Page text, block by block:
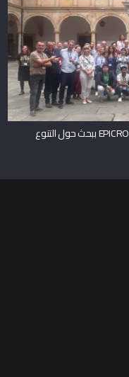
د. إباء فراح تشارك في المؤتمر السنوي الأول لـ EPICROPS ببحث حول التنوع